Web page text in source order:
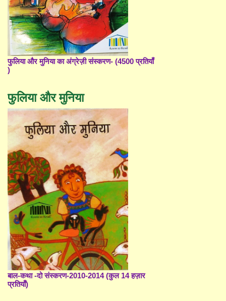
फुलिया और मुनिया का अंग्रेज़ी संस्करण- (4500 प्रतियाँ
)
फुलिया और मुनिया
बाल-कथा -दो संस्करण-2010-2014 (कुल 14 हज़ार
प्रतियाँ)